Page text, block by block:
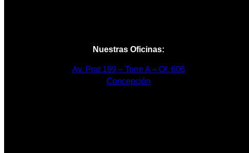
Nuestras Oficinas:
Av. Prat 199 – Torre A – Of. 606
Concepción